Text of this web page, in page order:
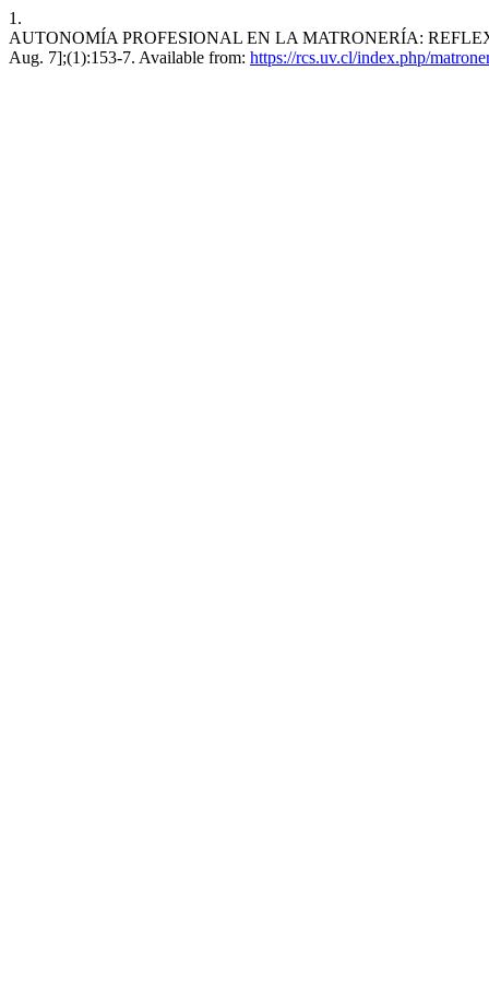
1.
AUTONOMÍA PROFESIONAL EN LA MATRONERÍA:
Aug. 7];(1):153-7. Available from: https://rcs.uv.cl/index.php/